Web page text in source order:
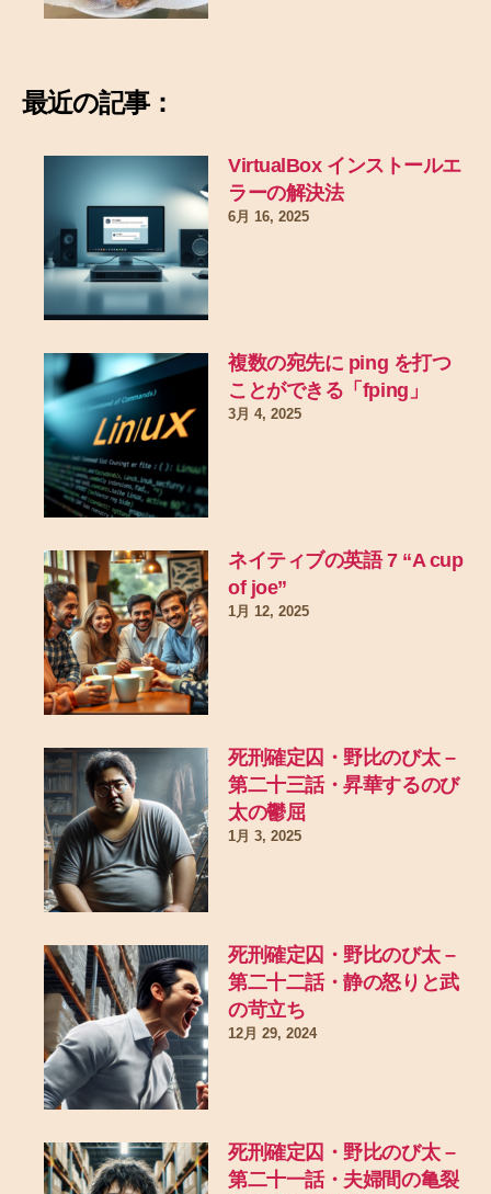
最近の記事：
VirtualBox インストールエ
ラーの解決法
6月 16, 2025
複数の宛先に ping を打つ
ことができる「fping」
3月 4, 2025
ネイティブの英語 7 “A cup
of joe”
1月 12, 2025
死刑確定囚・野比のび太 –
第二十三話・昇華するのび
太の鬱屈
1月 3, 2025
死刑確定囚・野比のび太 –
第二十二話・静の怒りと武
の苛立ち
12月 29, 2024
死刑確定囚・野比のび太 –
第二十一話・夫婦間の亀裂